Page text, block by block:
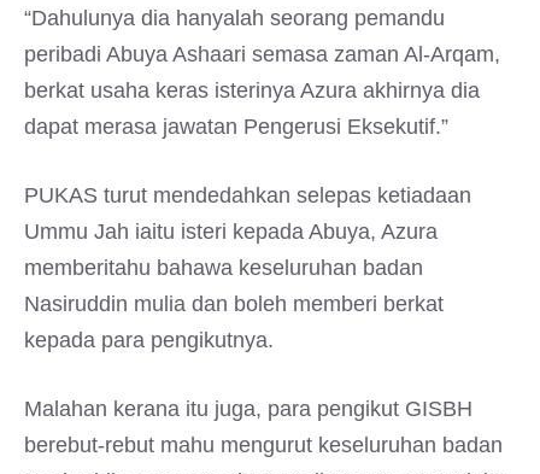
“Dahulunya dia hanyalah seorang pemandu
peribadi Abuya Ashaari semasa zaman Al-Arqam,
berkat usaha keras isterinya Azura akhirnya dia
dapat merasa jawatan Pengerusi Eksekutif.”
PUKAS turut mendedahkan selepas ketiadaan
Ummu Jah iaitu isteri kepada Abuya, Azura
memberitahu bahawa keseluruhan badan
Nasiruddin mulia dan boleh memberi berkat
kepada para pengikutnya.
Malahan kerana itu juga, para pengikut GISBH
berebut-rebut mahu mengurut keseluruhan badan